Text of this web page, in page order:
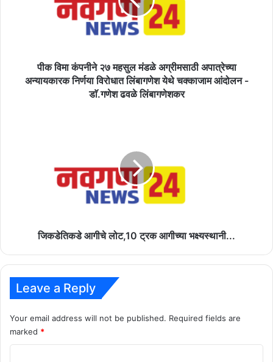
विरोधात
पीक विमा कंपनीने २७ महसुल मंडळे अग्रीमसाठी अपात्रेच्या
अन्यायकारक निर्णया विरोधात लिंबागणेश येथे चक्काजाम आंदोलन -
डाॅ.गणेश ढवळे लिंबागणेशकर
जिकडेतिकडे आगीचे लोट,10 ट्रक आगीच्या भक्ष्यस्थानी...
Leave a Reply
Your email address will not be published. Required fields are
marked *